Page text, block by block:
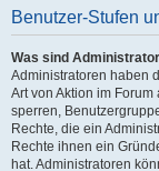
Benutzer-Stufen
Was sind
Administratoren haben
Art von Aktion im
sperren,
Rechte, die ein
Rechte ihnen ein
hat. Administratoren